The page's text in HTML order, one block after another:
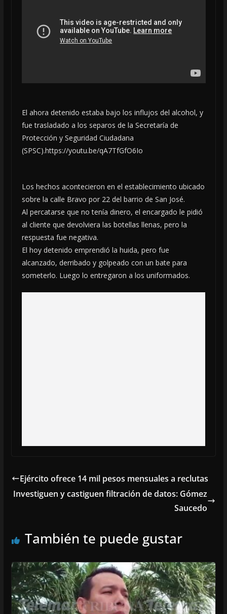
El ahora detenido estaba bajo los influjos del alcohol, y
fue trasladado a los separos de la Secretaría de
Protección y Seguridad Ciudadana
(SPSC).https://youtu.be/qA7TfGfO6Io
Los hechos acontecieron en el establecimiento ubicado
sobre la calle Bravo por 22 del barrio de San José.
Al percatarse que no tenía dinero, el encargado le pidió
al cliente que devolviera las botellas llenas, pero la
respuesta fue negativa.
El hoy detenido emprendió la huida, pero fue
alcanzado, derribado y golpeado con un bate para
someterlo. Luego lo entregaron a los uniformados.
Ejército ofrece 14 mil pesos mensuales a reclutas
Investiguen y castiguen filtración de datos: Gómez
Saucedo
También te puede gustar